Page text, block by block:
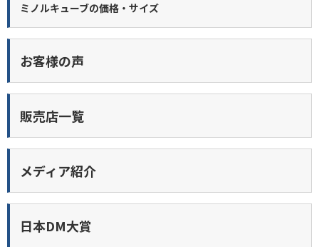
ミノルキューブの価格・サイズ
お客様の声
販売店一覧
メディア紹介
日本DM大賞